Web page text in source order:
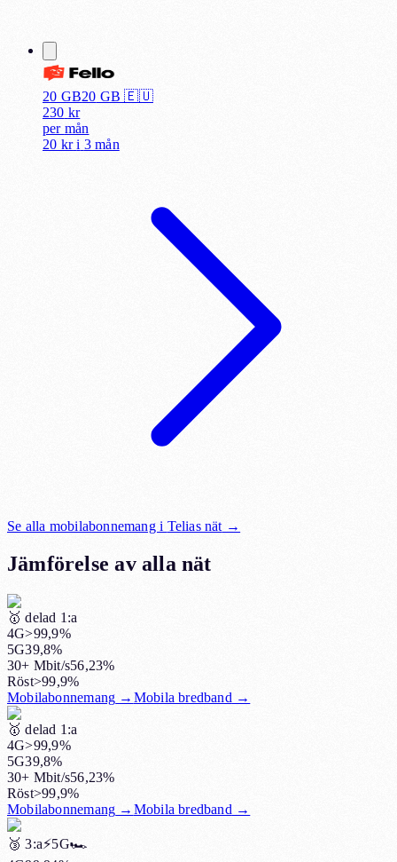
20 GB20 GB 🇪🇺
230 kr
per mån
20 kr i 3 mån
Se alla mobilabonnemang i Telias nät →
Jämförelse av alla nät
🥇 delad 1:a
4G>99,9%
5G39,8%
30+ Mbit/s56,23%
Röst>99,9%
Mobilabonnemang → Mobila bredband →
🥇 delad 1:a
4G>99,9%
5G39,8%
30+ Mbit/s56,23%
Röst>99,9%
Mobilabonnemang → Mobila bredband →
🥉 3:a⚡️5G🏎️